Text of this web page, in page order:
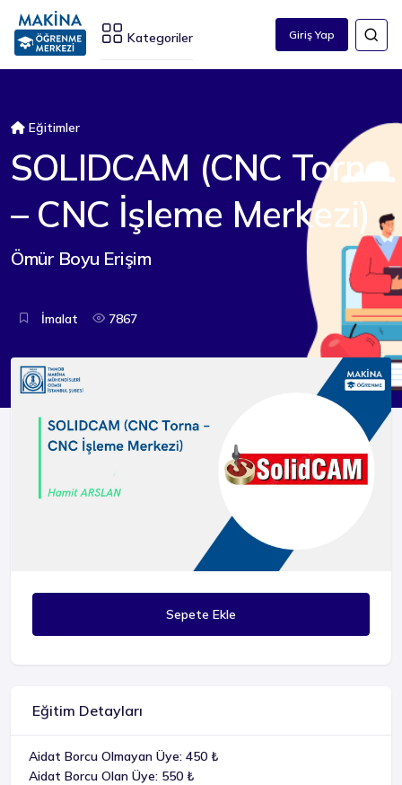
Kategoriler Giriş Yap
Eğitimler
SOLIDCAM (CNC Torna
– CNC İşleme Merkezi)
Ömür Boyu Erişim
İmalat 7867
Sepete Ekle
Eğitim Detayları
Aidat Borcu Olmayan Üye: 450 ₺
Aidat Borcu Olan Üye: 550 ₺